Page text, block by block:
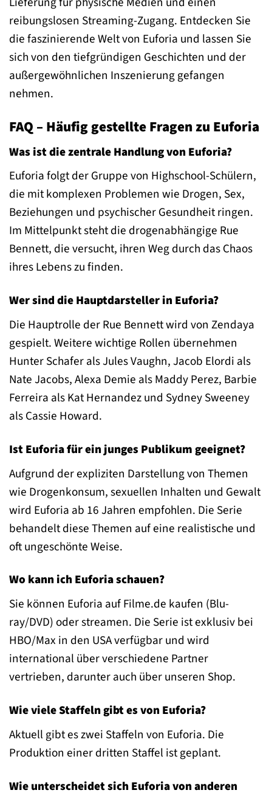
reibungslosen Streaming-Zugang. Entdecken Sie
die faszinierende Welt von Euforia und lassen Sie
sich von den tiefgründigen Geschichten und der
außergewöhnlichen Inszenierung gefangen
nehmen.
FAQ – Häufig gestellte Fragen zu Euforia
Was ist die zentrale Handlung von Euforia?
Euforia folgt der Gruppe von Highschool-Schülern,
die mit komplexen Problemen wie Drogen, Sex,
Beziehungen und psychischer Gesundheit ringen.
Im Mittelpunkt steht die drogenabhängige Rue
Bennett, die versucht, ihren Weg durch das Chaos
ihres Lebens zu finden.
Wer sind die Hauptdarsteller in Euforia?
Die Hauptrolle der Rue Bennett wird von Zendaya
gespielt. Weitere wichtige Rollen übernehmen
Hunter Schafer als Jules Vaughn, Jacob Elordi als
Nate Jacobs, Alexa Demie als Maddy Perez, Barbie
Ferreira als Kat Hernandez und Sydney Sweeney
als Cassie Howard.
Ist Euforia für ein junges Publikum geeignet?
Aufgrund der expliziten Darstellung von Themen
wie Drogenkonsum, sexuellen Inhalten und Gewalt
wird Euforia ab 16 Jahren empfohlen. Die Serie
behandelt diese Themen auf eine realistische und
oft ungeschönte Weise.
Wo kann ich Euforia schauen?
Sie können Euforia auf Filme.de kaufen (Blu-
ray/DVD) oder streamen. Die Serie ist exklusiv bei
HBO/Max in den USA verfügbar und wird
international über verschiedene Partner
vertrieben, darunter auch über unseren Shop.
Wie viele Staffeln gibt es von Euforia?
Aktuell gibt es zwei Staffeln von Euforia. Die
Produktion einer dritten Staffel ist geplant.
Wie unterscheidet sich Euforia von anderen